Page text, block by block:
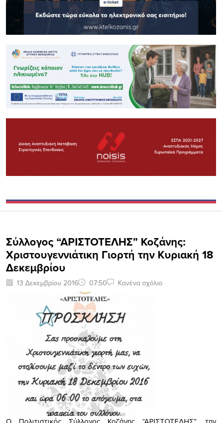
Σύλλογος “ΑΡΙΣΤΟΤΕΛΗΣ” Κοζάνης:
Χριστουγεννιάτικη Γιορτή την Κυριακή 18
Δεκεμβρίου
13 Δεκεμβρίου 2016 07:50 Κανένα σχόλιο